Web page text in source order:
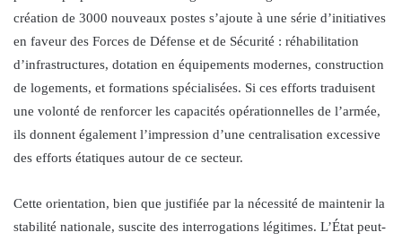
création de 3000 nouveaux postes s’ajoute à une série d’initiatives
en faveur des Forces de Défense et de Sécurité : réhabilitation
d’infrastructures, dotation en équipements modernes, construction
de logements, et formations spécialisées. Si ces efforts traduisent
une volonté de renforcer les capacités opérationnelles de l’armée,
ils donnent également l’impression d’une centralisation excessive
des efforts étatiques autour de ce secteur.
Cette orientation, bien que justifiée par la nécessité de maintenir la
stabilité nationale, suscite des interrogations légitimes. L’État peut-